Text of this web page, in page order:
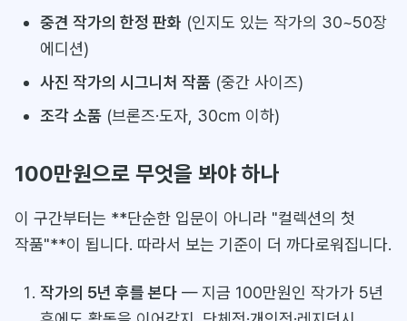
중견 작가의 한정 판화 (인지도 있는 작가의 30~50장
에디션)
사진 작가의 시그니처 작품(중간 사이즈)
조각 소품(브론즈·도자, 30cm 이하)
100만원으로 무엇을 봐야 하나
이 구간부터는 **단순한 입문이 아니라 "컬렉션의 첫
작품"**이 됩니다. 따라서 보는 기준이 더 까다로워집니다.
작가의 5년 후를 본다— 지금 100만원인 작가가 5년